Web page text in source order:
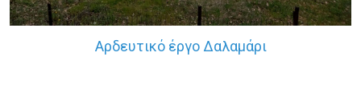
Αρδευτικό έργο Δαλαμάρι